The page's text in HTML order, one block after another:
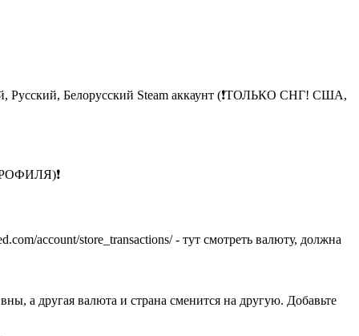
Русский, Белорусский Steam аккаунт (❗ТОЛЬКО СНГ! США,
account/store_transactions/ - тут смотреть валюту, должна
валюта и страна сменится на другую. Добавьте